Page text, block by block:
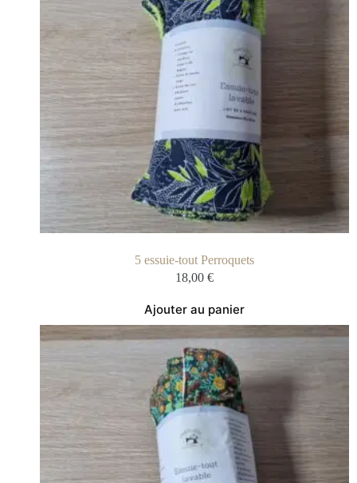
5 essuie-tout Perroquets
18,00 €
Ajouter au panier